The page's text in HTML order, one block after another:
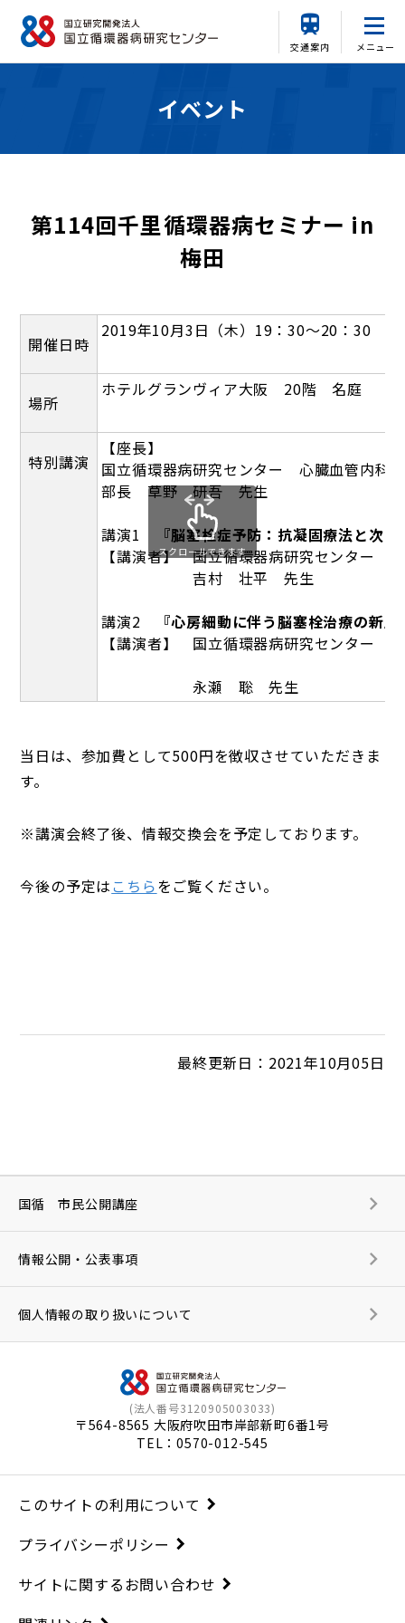
交通案内 メニュー
イベント
第114回千里循環器病セミナー in
梅田
開催日時
2019年10月3日（木）19：30～20：30
場所
ホテルグランヴィア大阪 20階 名庭
特別講演
【座長】
国立循環器病研究センター 心臓血管内科
部長 草野 研吾 先生
講演1
『脳塞栓症予防：抗凝固療法と次の
【講演者】 国立循環器病研究センター
吉村 壮平 先生
講演2
『心房細動に伴う脳塞栓治療の新
【講演者】 国立循環器病研究センター
永瀬 聡 先生
スクロールできます
当日は、参加費として500円を徴収させていただきま
す。
※講演会終了後、情報交換会を予定しております。
今後の予定は こちらをご覧ください。
最終更新日：2021年10月05日
(法人番号3120905003033)
〒564-8565 大阪府吹田市岸部新町6番1号
TEL：0570-012-545
国循 市民公開講座
情報公開・公表事項
個人情報の取り扱いについて
このサイトの利用について
プライバシーポリシー
サイトに関するお問い合わせ